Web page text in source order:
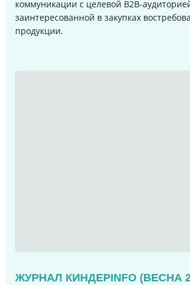
коммуникации с целевой B2B-
заинтересованной в закупках
продукции.
ЖУРНАЛ КИНДЕРINFO (ВЕСНА